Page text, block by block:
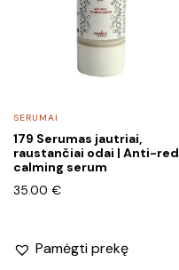
SERUMAI
179 Serumas jautriai,
raustančiai odai | Anti-red
calming serum
35.00 €
Pamėgti prekę